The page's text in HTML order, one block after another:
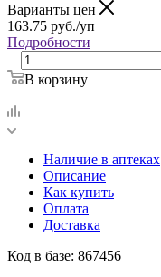
Варианты цен
163.75 руб./уп
Подробности
В корзину
Наличие в аптеках
Описание
Как купить
Оплата
Доставка
Код в базе: 867456